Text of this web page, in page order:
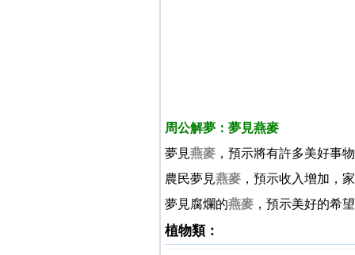
周公解夢：夢見燕麥
夢見燕麥，預示將有許多美好事
農民夢見燕麥，預示收入增加，
夢見腐爛的燕麥，預示美好的希
植物類：